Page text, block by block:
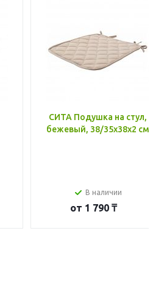
СИТА Подушка на стул,
бежевый, 38/35x38x2 см
В наличии
от 1 790 ₸